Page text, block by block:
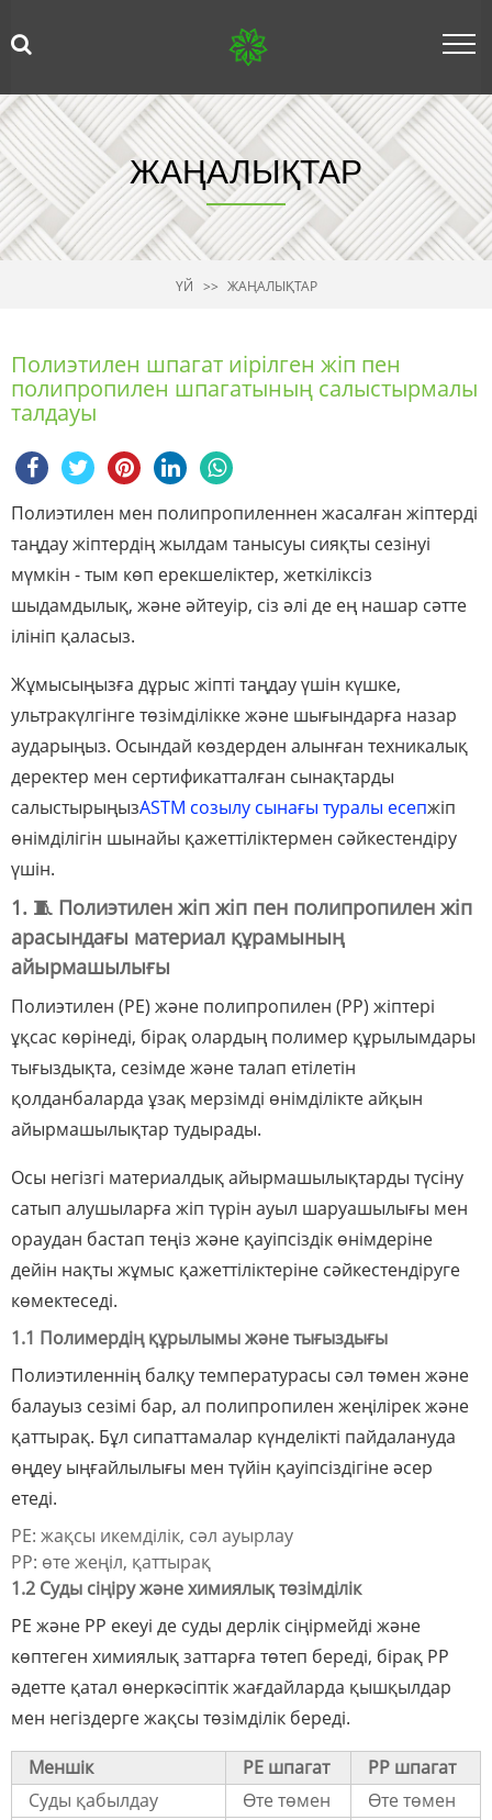
ЖАҢАЛЫҚТАР
ҮЙ ЖАҢАЛЫҚТАР
Полиэтилен шпагат иірілген жіп пен
полипропилен шпагатының салыстырмалы
талдауы
Полиэтилен мен полипропиленнен жасалған жіптерді
таңдау жіптердің жылдам танысуы сияқты сезінуі
мүмкін - тым көп ерекшеліктер, жеткіліксіз
шыдамдылық, және әйтеуір, сіз әлі де ең нашар сәтте
ілініп қаласыз.
Жұмысыңызға дұрыс жіпті таңдау үшін күшке,
ультракүлгінге төзімділікке және шығындарға назар
аударыңыз. Осындай көздерден алынған техникалық
деректер мен сертификатталған сынақтарды
салыстырыңызASTM созылу сынағы туралы есепжіп
өнімділігін шынайы қажеттіліктермен сәйкестендіру
үшін.
1. 🧵 Полиэтилен жіп жіп пен полипропилен жіп
арасындағы материал құрамының
айырмашылығы
Полиэтилен (PE) және полипропилен (PP) жіптері
ұқсас көрінеді, бірақ олардың полимер құрылымдары
тығыздықта, сезімде және талап етілетін
қолданбаларда ұзақ мерзімді өнімділікте айқын
айырмашылықтар тудырады.
Осы негізгі материалдық айырмашылықтарды түсіну
сатып алушыларға жіп түрін ауыл шаруашылығы мен
ораудан бастап теңіз және қауіпсіздік өнімдеріне
дейін нақты жұмыс қажеттіліктеріне сәйкестендіруге
көмектеседі.
1.1 Полимердің құрылымы және тығыздығы
Полиэтиленнің балқу температурасы сәл төмен және
балауыз сезімі бар, ал полипропилен жеңілірек және
қаттырақ. Бұл сипаттамалар күнделікті пайдалануда
өңдеу ыңғайлылығы мен түйін қауіпсіздігіне әсер
етеді.
PE: жақсы икемділік, сәл ауырлау
PP: өте жеңіл, қаттырақ
1.2 Суды сіңіру және химиялық төзімділік
PE және PP екеуі де суды дерлік сіңірмейді және
көптеген химиялық заттарға төтеп береді, бірақ PP
әдетте қатал өнеркәсіптік жағдайларда қышқылдар
мен негіздерге жақсы төзімділік береді.
Меншік PE шпагат
PP шпагат
Суды қабылдау
Өте төмен
Өте төмен